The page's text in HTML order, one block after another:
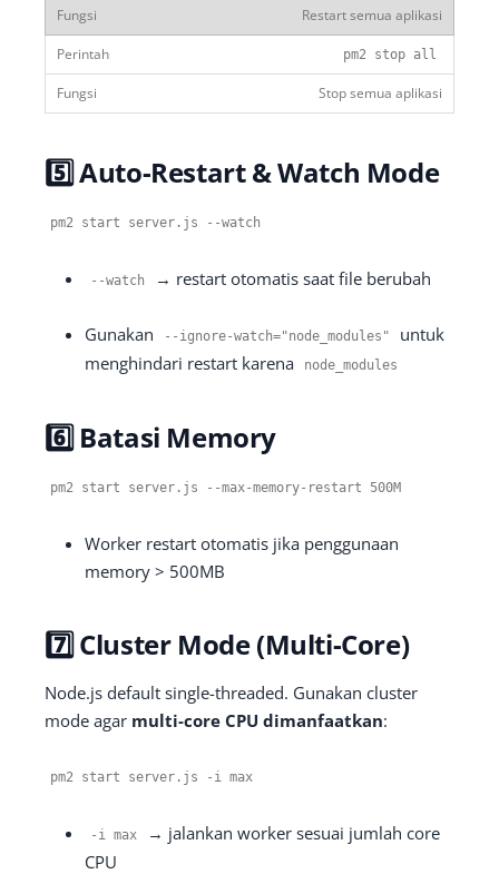
Restart semua aplikasi
pm2 stop all
Stop semua aplikasi
5️⃣ Auto-Restart & Watch Mode
pm2 start server . js --watch
--watch → restart otomatis saat file berubah
Gunakan -- ignore-watch="node_modules"
untuk
menghindari restart karena
node_modules
6️⃣ Batasi Memory
pm2 start server . js --max-memory- restart 500M
Worker restart otomatis jika penggunaan
memory > 500MB
7️⃣ Cluster Mode (Multi-Core)
Node.js default single-threaded. Gunakan cluster
mode agar multi-core CPU dimanfaatkan:
pm2 start server . js - i max
- i max
→ jalankan worker sesuai jumlah core
CPU